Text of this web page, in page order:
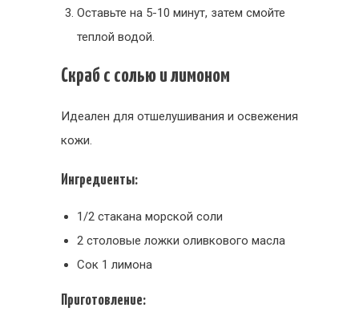
Оставьте на 5-10 минут, затем смойте
теплой водой.
Скраб с солью и лимоном
Идеален для отшелушивания и освежения
кожи.
Ингредиенты:
1/2 стакана морской соли
2 столовые ложки оливкового масла
Сок 1 лимона
Приготовление: